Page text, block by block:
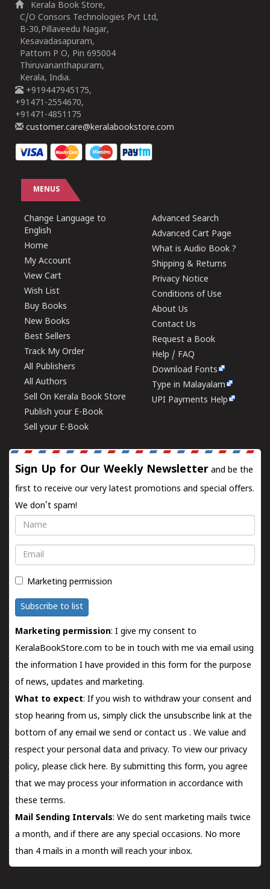
Kerala Book Store,
C/O Consors Technologies Pvt Ltd,
B-30,Pillaveedu Nagar,
Kesavadasapuram,
Pattom P O, Pin 695004
Thiruvananthapuram,
Kerala, India.
+919447945175,
+91471-2554670,
+91471-4851175
customer.care@keralabookstore.com
MENUS
Change Language to
English
Home
My Account
View Cart
Wish List
Buy Books
New Books
Best Sellers
Track My Order
All Publishers
All Authors
Sell On Kerala Book Store
Publish your E-Book
Sell your E-Book
Advanced Search
Advanced Cart Page
What is Audio Book ?
Shipping & Returns
Privacy Notice
Conditions of Use
About Us
Contact Us
Request a Book
Help / FAQ
Download Fonts
Type in Malayalam
UPI Payments Help
Sign Up for Our Weekly Newsletter and be the
first to receive our very latest promotions and special offers.
We don't spam!
Name
Email
Marketing permission
Subscribe to list
Marketing permission: I give my consent to
KeralaBookStore.com to be in touch with me via email using
the information I have provided in this form for the purpose
of news, updates and marketing.
What to expect: If you wish to withdraw your consent and
stop hearing from us, simply click the unsubscribe link at the
bottom of any email we send orcontact us . We value and
respect your personal data and privacy. To view our privacy
policy, please click here. By submitting this form, you agree
that we may process your information in accordance with
these terms.
Mail Sending Intervals: We do sent marketing mails twice
a month, and if there are any special occasions. No more
than 4 mails in a month will reach your inbox.